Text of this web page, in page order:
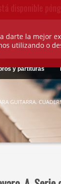
y partituras
GUITARRA.
disponible
darte la mejor
utilizando o